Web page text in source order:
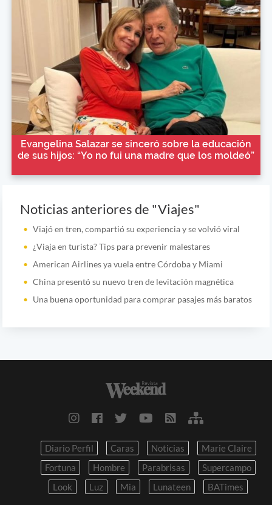
Evangelina Salazar se sinceró sobre la educación
de sus hijos: “Yo no fui una madre que los moldeó”
Noticias anteriores de "Viajes"
Viajó en tren, compartió su experiencia y se volvió viral
¿Viaja en turista? Tips para prevenir malestares
American Airlines ya vuela entre Córdoba y Miami
China presentó su nuevo tren de levitación magnética
Una buena oportunidad para comprar pasajes más baratos
Diario Perfil Caras Noticias
Marie Claire
Fortuna
Hombre Parabrisas
Supercampo
Look
Luz Mia Lunateen BATimes